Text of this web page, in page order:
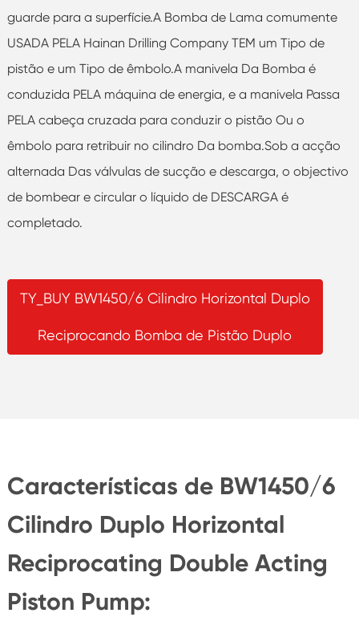
guarde para a superfície.A Bomba de Lama comumente
USADA PELA Hainan Drilling Company TEM um Tipo de
pistão e um Tipo de êmbolo.A manivela Da Bomba é
conduzida PELA máquina de energia, e a manivela Passa
PELA cabeça cruzada para conduzir o pistão Ou o
êmbolo para retribuir no cilindro Da bomba.Sob a acção
alternada Das válvulas de sucção e descarga, o objectivo
de bombear e circular o líquido de DESCARGA é
completado.
TY_BUY BW1450/6 Cilindro Horizontal Duplo
Reciprocando Bomba de Pistão Duplo
Características de BW1450/6
Cilindro Duplo Horizontal
Reciprocating Double Acting
Piston Pump: